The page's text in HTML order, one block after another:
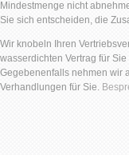
Mindestmenge nicht
Sie sich entscheiden, die
Wir knobeln Ihren
wasserdichten Vertrag für
Gegebenenfalls nehmen wir
Verhandlungen für Sie.